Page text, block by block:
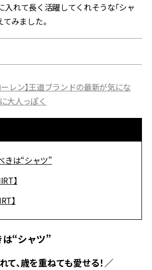
入れて長く活躍してくれそうな「シャ
みました。
ーレン】王道ブランドの最新が気にな
大人っぽく
きは“シャツ”
】
】
“シャツ”
て、歳を重ねても愛せる！／